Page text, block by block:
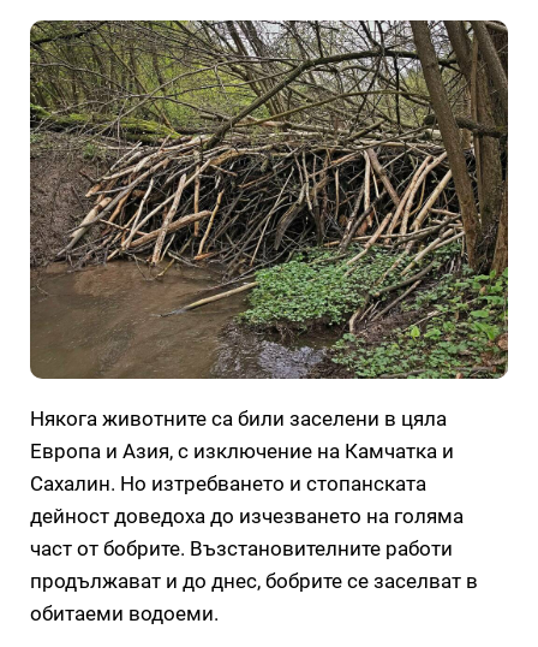
Някога животните са били заселени в цяла
Европа и Азия, с изключение на Камчатка и
Сахалин. Но изтребването и стопанската
дейност доведоха до изчезването на голяма
част от бобрите. Възстановителните работи
продължават и до днес, бобрите се заселват в
обитаеми водоеми.